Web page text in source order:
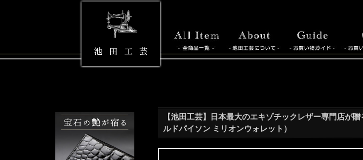
【池田工芸】日本最大のエキゾチックレザー専門店
ルドパイソン ミリオンウォレット）